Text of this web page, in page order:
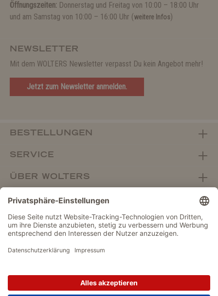
Öffnungszeiten: Donnerstag und Freitag von 10:00 – 18:00 Uhr
und am Samstag von 10:00 – 16:00 Uhr (weitere Infos)
NEWSLETTER
Mit dem WOLTERS Newsletter verpasst Du kein Angebot mehr!
Jetzt zum Newsletter anmelden.
BESTELLUNGEN
SERVICE
ÜBER WOLTERS
FACHHANDEL
Vertrag widerrufen